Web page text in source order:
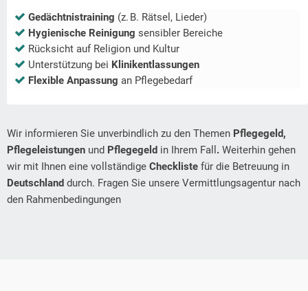
Gedächtnistraining (z. B. Rätsel, Lieder)
Hygienische Reinigung sensibler Bereiche
Rücksicht auf Religion und Kultur
Unterstützung bei Klinikentlassungen
Flexible Anpassung an Pflegebedarf
Wir informieren Sie unverbindlich zu den Themen Pflegegeld,
Pflegeleistungen und Pflegegeld in Ihrem Fall . Weiterhin gehen
wir mit Ihnen eine vollständige Checkliste für die Betreuung in
Deutschland durch. Fragen Sie unsere Vermittlungsagentur nach
den Rahmenbedingungen